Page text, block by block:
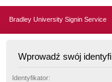
Bradley University Signin Service
Wprowadź swój
Identyfikator: